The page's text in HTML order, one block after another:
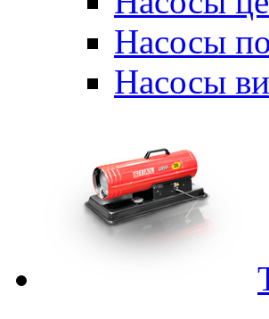
Насосы
Насосы